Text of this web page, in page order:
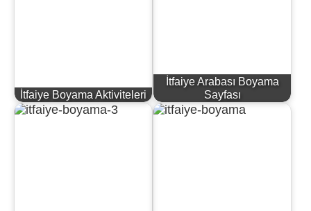
İtfaiye Boyama Aktiviteleri
İtfaiye Arabası Boyama
Sayfası